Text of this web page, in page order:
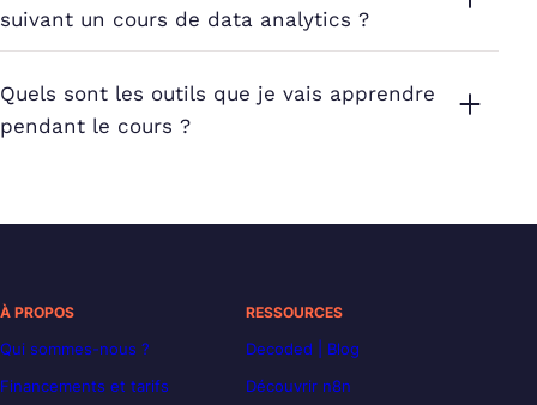
suivant un cours de data analytics ?
Quels sont les outils que je vais apprendre
pendant le cours ?
À PROPOS
Qui sommes-nous ?
Financements et tarifs
RESSOURCES
Decoded | Blog
Découvrir n8n